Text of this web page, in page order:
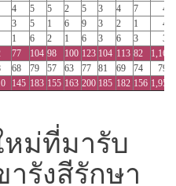
4 5 5 2 5 3 4 7
49
3 5 1 6 9 3 2 1
42
1 6 2 1 6 3 6 3
36
77 104 98 100 123 104 113 82
1,166
68 79 57 63 77 81 69 74
792
145 183 155 163 200 185 182 156 1,958
หม่ที่มารับ
รังสีรักษา